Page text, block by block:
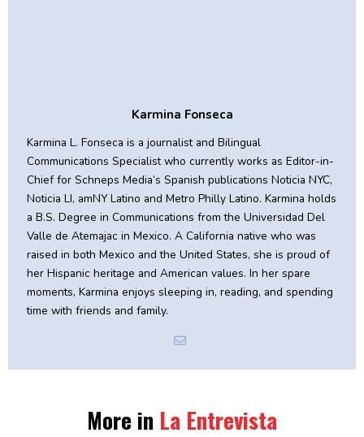
Karmina Fonseca
Karmina L. Fonseca is a journalist and Bilingual
Communications Specialist who currently works as Editor-in-
Chief for Schneps Media’s Spanish publications Noticia NYC,
Noticia LI, amNY Latino and Metro Philly Latino. Karmina holds
a B.S. Degree in Communications from the Universidad Del
Valle de Atemajac in Mexico. A California native who was
raised in both Mexico and the United States, she is proud of
her Hispanic heritage and American values. In her spare
moments, Karmina enjoys sleeping in, reading, and spending
time with friends and family.
More in La Entrevista